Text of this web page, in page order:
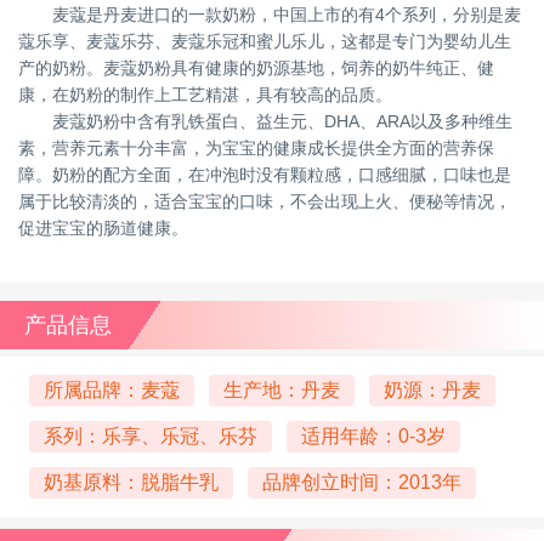
麦蔻是丹麦进口的一款奶粉，中国上市的有4个系列，分别是麦
蔻乐享、麦蔻乐芬、麦蔻乐冠和蜜儿乐儿，这都是专门为婴幼儿生
产的奶粉。麦蔻奶粉具有健康的奶源基地，饲养的奶牛纯正、健
康，在奶粉的制作上工艺精湛，具有较高的品质。
麦蔻奶粉中含有乳铁蛋白、益生元、DHA、ARA以及多种维生
素，营养元素十分丰富，为宝宝的健康成长提供全方面的营养保
障。奶粉的配方全面，在冲泡时没有颗粒感，口感细腻，口味也是
属于比较清淡的，适合宝宝的口味，不会出现上火、便秘等情况，
促进宝宝的肠道健康。
产品信息
所属品牌：麦蔻 生产地：丹麦 奶源：丹麦
系列：乐享、乐冠、乐芬 适用年龄：0-3岁
奶基原料：脱脂牛乳 品牌创立时间：2013年